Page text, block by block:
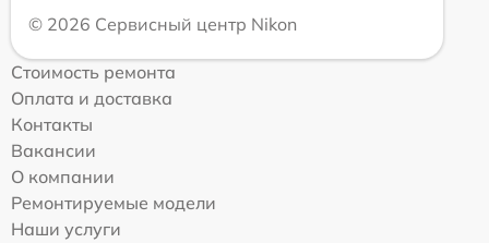
© 2026 Сервисный центр Nikon
Стоимость ремонта
Оплата и доставка
Контакты
Вакансии
О компании
Ремонтируемые модели
Наши услуги